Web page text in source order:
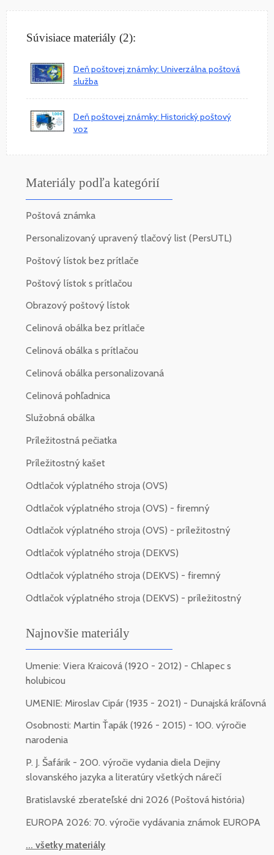
Súvisiace materiály (2):
Deň poštovej známky: Univerzálna poštová
služba
Deň poštovej známky: Historický poštový
voz
Materiály podľa kategórií
Poštová známka
Personalizovaný upravený tlačový list (PersUTL)
Poštový lístok bez prítlače
Poštový lístok s prítlačou
Obrazový poštový lístok
Celinová obálka bez prítlače
Celinová obálka s prítlačou
Celinová obálka personalizovaná
Celinová pohľadnica
Služobná obálka
Príležitostná pečiatka
Príležitostný kašet
Odtlačok výplatného stroja (OVS)
Odtlačok výplatného stroja (OVS) - firemný
Odtlačok výplatného stroja (OVS) - príležitostný
Odtlačok výplatného stroja (DEKVS)
Odtlačok výplatného stroja (DEKVS) - firemný
Odtlačok výplatného stroja (DEKVS) - príležitostný
Najnovšie materiály
Umenie: Viera Kraicová (1920 - 2012) - Chlapec s
holubicou
UMENIE: Miroslav Cipár (1935 - 2021) - Dunajská kráľovná
Osobnosti: Martin Ťapák (1926 - 2015) - 100. výročie
narodenia
P. J. Šafárik - 200. výročie vydania diela Dejiny
slovanského jazyka a literatúry všetkých nárečí
Bratislavské zberateľské dni 2026 (Poštová história)
EUROPA 2026: 70. výročie vydávania známok EUROPA
... všetky materiály